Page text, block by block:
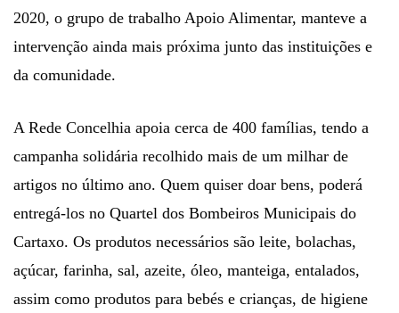
2020, o grupo de trabalho Apoio Alimentar, manteve a
intervenção ainda mais próxima junto das instituições e
da comunidade.
A Rede Concelhia apoia cerca de 400 famílias, tendo a
campanha solidária recolhido mais de um milhar de
artigos no último ano. Quem quiser doar bens, poderá
entregá-los no Quartel dos Bombeiros Municipais do
Cartaxo. Os produtos necessários são leite, bolachas,
açúcar, farinha, sal, azeite, óleo, manteiga, entalados,
assim como produtos para bebés e crianças, de higiene